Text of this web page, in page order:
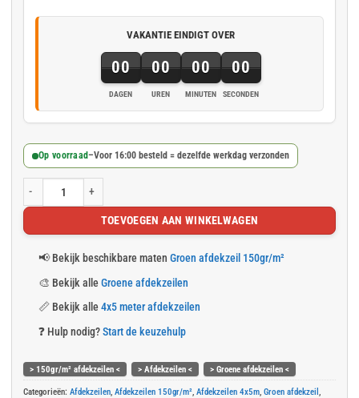
VAKANTIE EINDIGT OVER
00
DAGEN
00
UREN
00
MINUTEN
00
SECONDEN
Op voorraad –Voor 16:00 besteld = dezelfde werkdag verzonden
Groen afdekzeil 4x5m 150gr/m² aantal
TOEVOEGEN AAN WINKELWAGEN
📢 Bekijk beschikbare maten Groen afdekzeil 150gr/m²
🎨 Bekijk alleGroene afdekzeilen
📏 Bekijk alle 4x5 meter afdekzeilen
❓ Hulp nodig? Start de keuzehulp
> 150gr/m² afdekzeilen < > Afdekzeilen <
> Groene afdekzeilen <
Categorieën: Afdekzeilen Afdekzeilen 150gr/m² Afdekzeilen 4x5m Groen afdekzeil